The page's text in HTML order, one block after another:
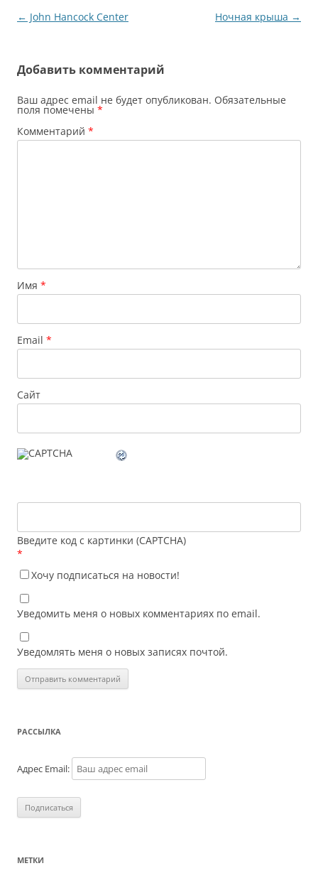
Навигация
← John Hancock Center Ночная крыша →
Добавить комментарий
Ваш адрес email не будет опубликован. Обязательные
поля помечены *
Комментарий *
Имя *
Email *
Сайт
Введите код с картинки (CAPTCHA)
*
Хочу подписаться на новости!
Уведомить меня о новых комментариях по email.
Уведомлять меня о новых записях почтой.
РАССЫЛКА
Адрес Email:
МЕТКИ